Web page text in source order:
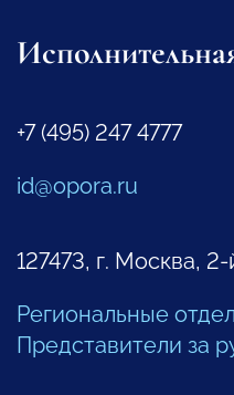
+7 (495) 247 4777
id@opora.ru
127473, г. Москва,
Региональные
Представители за